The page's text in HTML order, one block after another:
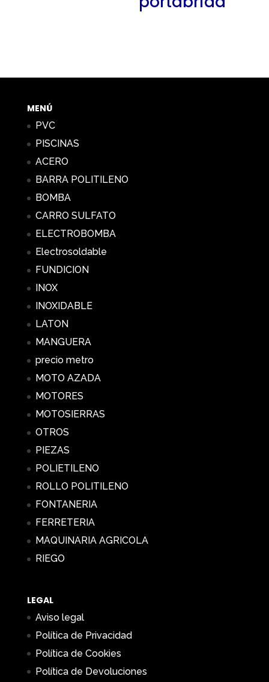
MENÚ
PVC
PISCINAS
ACERO
BARRA POLITILENO
BOMBA
CARRO SULFATO
ELECTROBOMBA
Electrosoldable
FUNDICION
INOX
INOXIDABLE
LATON
MANGUERA
precio metro
MOTO AZADA
MOTORES
MOTOSIERRAS
OTROS
PIEZAS
POLIETILENO
ROLLO POLITILENO
FONTANERIA
FERRETERIA
MAQUINARIA AGRICOLA
RIEGO
LEGAL
Aviso legal
Política de Privacidad
Política de Cookies
Política de Devoluciones